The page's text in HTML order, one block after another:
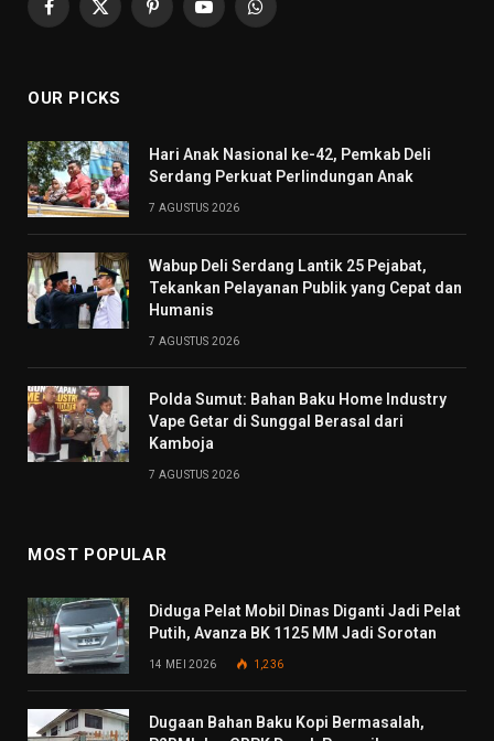
Facebook
X
PinterestYouTubeWhatsApp
OUR PICKS
Hari Anak Nasional ke-42, Pemkab Deli
Serdang Perkuat Perlindungan Anak
7 AGUSTUS 2026
Wabup Deli Serdang Lantik 25 Pejabat,
Tekankan Pelayanan Publik yang Cepat dan
Humanis
7 AGUSTUS 2026
Polda Sumut: Bahan Baku Home Industry
Vape Getar di Sunggal Berasal dari
Kamboja
7 AGUSTUS 2026
MOST POPULAR
Diduga Pelat Mobil Dinas Diganti Jadi Pelat
Putih, Avanza BK 1125 MM Jadi Sorotan
14 MEI 2026 1,236
Dugaan Bahan Baku Kopi Bermasalah,